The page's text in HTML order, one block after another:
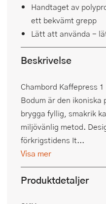
Handtaget av
ett bekvämt grepp
Lätt att använda -
Beskrivelse
Chambord Kaffepress
Bodum är den ikoniska
brygga fyllig, smakrik
miljövänlig metod.
förkrigstidens It...
Visa mer
Produktdetaljer